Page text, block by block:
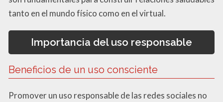
tanto en el mundo físico como en el virtual.
Importancia del uso responsable
Beneficios de un uso consciente
Promover un uso responsable de las redes sociales no